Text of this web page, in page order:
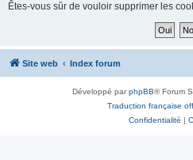
Êtes-vous sûr de vouloir supprimer les
Site web Index forum
Développé parphpBB® Forum
Traduction française
Confidentialité |